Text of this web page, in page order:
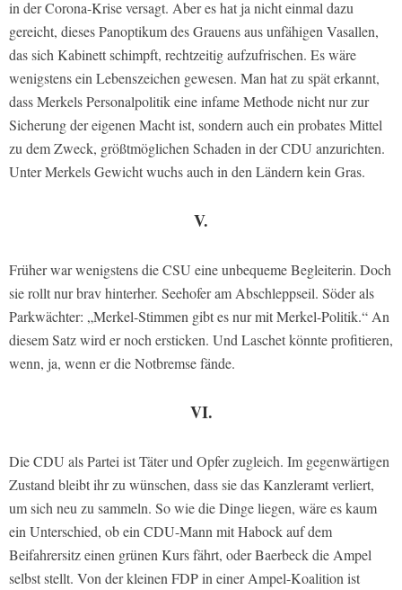
in der Corona-Krise versagt. Aber es hat ja nicht einmal dazu
gereicht, dieses Panoptikum des Grauens aus unfähigen Vasallen,
das sich Kabinett schimpft, rechtzeitig aufzufrischen. Es wäre
wenigstens ein Lebenszeichen gewesen. Man hat zu spät erkannt,
dass Merkels Personalpolitik eine infame Methode nicht nur zur
Sicherung der eigenen Macht ist, sondern auch ein probates Mittel
zu dem Zweck, größtmöglichen Schaden in der CDU anzurichten.
Unter Merkels Gewicht wuchs auch in den Ländern kein Gras.
V.
Früher war wenigstens die CSU eine unbequeme Begleiterin. Doch
sie rollt nur brav hinterher. Seehofer am Abschleppseil. Söder als
Parkwächter: „Merkel-Stimmen gibt es nur mit Merkel-Politik.“ An
diesem Satz wird er noch ersticken. Und Laschet könnte profitieren,
wenn, ja, wenn er die Notbremse fände.
VI.
Die CDU als Partei ist Täter und Opfer zugleich. Im gegenwärtigen
Zustand bleibt ihr zu wünschen, dass sie das Kanzleramt verliert,
um sich neu zu sammeln. So wie die Dinge liegen, wäre es kaum
ein Unterschied, ob ein CDU-Mann mit Habock auf dem
Beifahrersitz einen grünen Kurs fährt, oder Baerbeck die Ampel
selbst stellt. Von der kleinen FDP in einer Ampel-Koalition ist